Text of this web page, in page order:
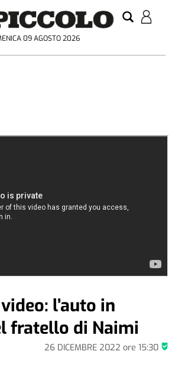
09 AGOSTO 2026
26 DICEMBRE 2022 ore 15:30
l’auto in
fratello di Naimi